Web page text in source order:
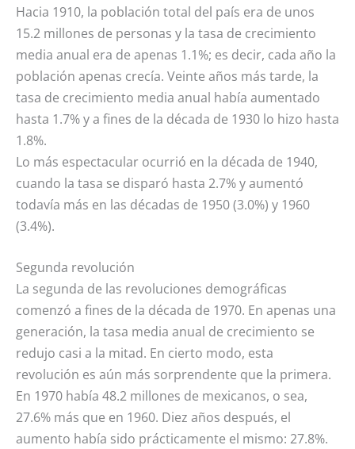
Hacia 1910, la población total del país era de unos
15.2 millones de personas y la tasa de crecimiento
media anual era de apenas 1.1%; es decir, cada año la
población apenas crecía. Veinte años más tarde, la
tasa de crecimiento media anual había aumentado
hasta 1.7% y a fines de la década de 1930 lo hizo hasta
1.8%.
Lo más espectacular ocurrió en la década de 1940,
cuando la tasa se disparó hasta 2.7% y aumentó
todavía más en las décadas de 1950 (3.0%) y 1960
(3.4%).
Segunda revolución
La segunda de las revoluciones demográficas
comenzó a fines de la década de 1970. En apenas una
generación, la tasa media anual de crecimiento se
redujo casi a la mitad. En cierto modo, esta
revolución es aún más sorprendente que la primera.
En 1970 había 48.2 millones de mexicanos, o sea,
27.6% más que en 1960. Diez años después, el
aumento había sido prácticamente el mismo: 27.8%.